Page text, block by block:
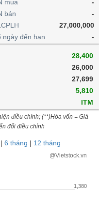
mua
-
bán
-
27,000,000
ngày đến hạn
-
28,400
26,000
27,699
5,810
ITM
điều chỉnh; (**)Hòa vốn = Giá
đổi điều chỉnh
| 6 tháng | 12 tháng
@Vietstock.vn
1,380